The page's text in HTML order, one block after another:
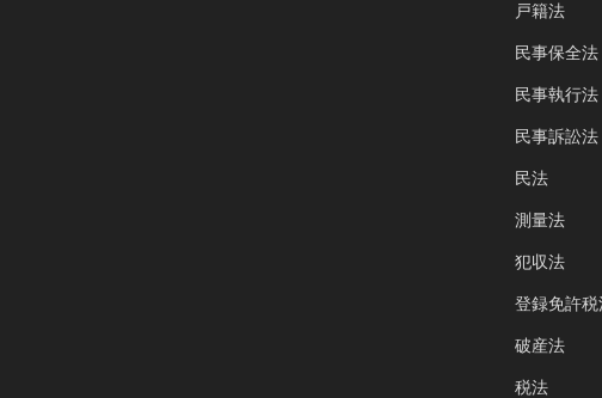
戸籍法
民事保全法
民事執行法
民事訴訟法
民法
測量法
犯収法
登録免許税
破産法
税法